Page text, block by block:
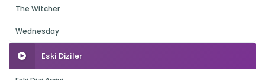
The Witcher
Wednesday
Eski Diziler